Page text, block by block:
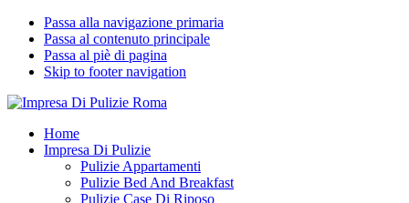
Passa alla navigazione primaria
Passa al contenuto principale
Passa al piè di pagina
Skip to footer navigation
Impresa Di Pulizie Roma
✅ Abitazioni e Attività Commerciali
Home
Impresa Di Pulizie
Pulizie Appartamenti
Pulizie Bed And Breakfast
Pulizie Case Di Riposo